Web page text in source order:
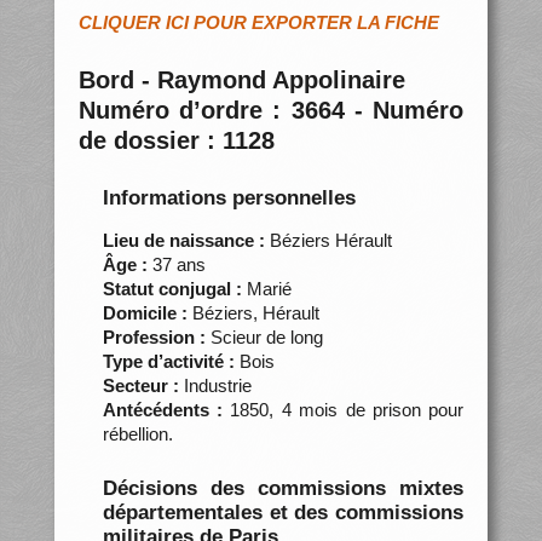
CLIQUER ICI POUR EXPORTER LA FICHE
Bord - Raymond Appolinaire
Numéro d’ordre : 3664 - Numéro
de dossier : 1128
Informations personnelles
Lieu de naissance : Béziers Hérault
Âge : 37 ans
Statut conjugal : Marié
Domicile : Béziers, Hérault
Profession : Scieur de long
Type d’activité : Bois
Secteur : Industrie
Antécédents : 1850, 4 mois de prison pour
rébellion.
Décisions des commissions mixtes
départementales et des commissions
militaires de Paris